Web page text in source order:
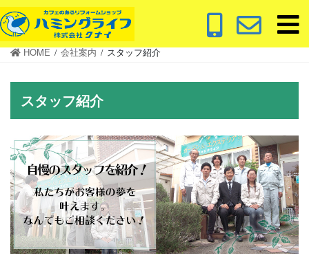
コ
ン
テ
ナ
ビ
ゲ
HOME 会社案内 スタッフ紹介
スタッフ紹介